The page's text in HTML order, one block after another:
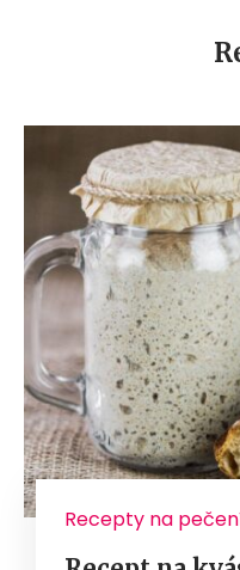
Recepty na